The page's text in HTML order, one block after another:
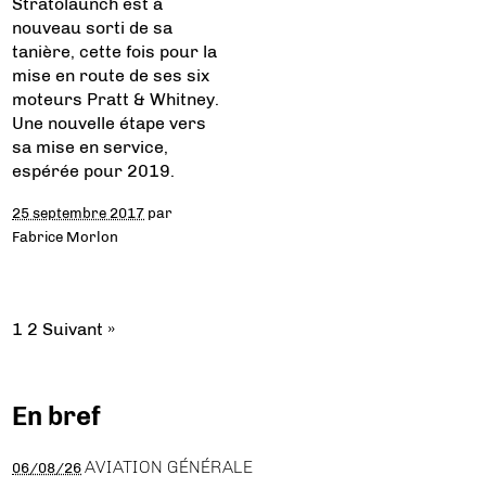
nouveau sorti de sa
tanière, cette fois pour la
mise en route de ses six
moteurs Pratt & Whitney.
Une nouvelle étape vers
sa mise en service,
espérée pour 2019.
25 septembre 2017 par
Fabrice Morlon
1 2 Suivant »
En bref
06/08/26 AVIATION GÉNÉRALE